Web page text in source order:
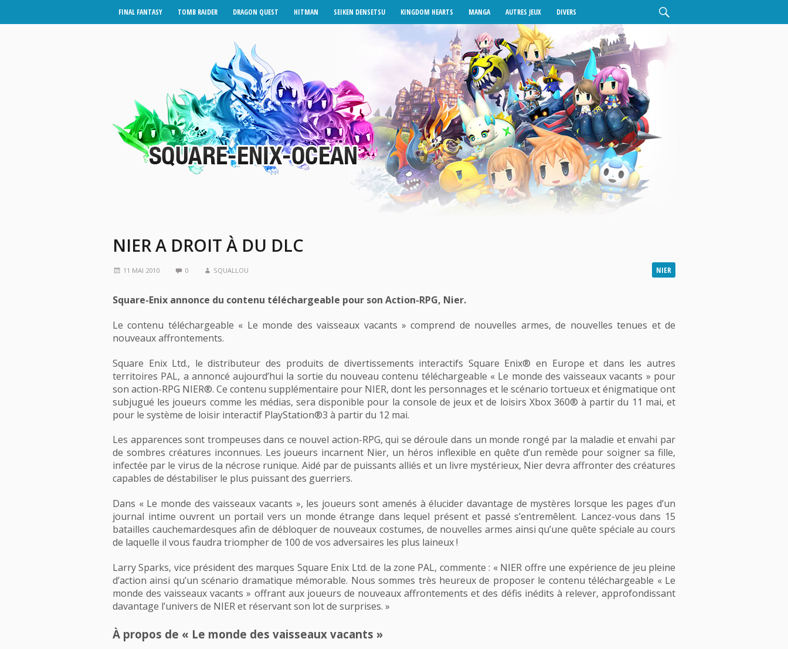
FINAL FANTASY TOMB RAIDER DRAGON QUEST HITMAN SEIKEN DENSETSU KINGDOM HEARTS MANGA AUTRES JEUX DIVERS
NIER A DROIT À DU DLC
NIER
11 MAI 2010 0 SQUALLOU
Square-Enix annonce du contenu téléchargeable pour son Action-RPG, Nier.
Le contenu téléchargeable « Le monde des vaisseaux vacants » comprend de nouvelles armes, de nouvelles tenues et de
nouveaux affrontements.
Square Enix Ltd., le distributeur des produits de divertissements interactifs Square Enix® en Europe et dans les autres
territoires PAL, a annoncé aujourd’hui la sortie du nouveau contenu téléchargeable « Le monde des vaisseaux vacants » pour
son action-RPG NIER®. Ce contenu supplémentaire pour NIER, dont les personnages et le scénario tortueux et énigmatique ont
subjugué les joueurs comme les médias, sera disponible pour la console de jeux et de loisirs Xbox 360® à partir du 11 mai, et
pour le système de loisir interactif PlayStation®3 à partir du 12 mai.
Les apparences sont trompeuses dans ce nouvel action-RPG, qui se déroule dans un monde rongé par la maladie et envahi par
de sombres créatures inconnues. Les joueurs incarnent Nier, un héros inflexible en quête d’un remède pour soigner sa fille,
infectée par le virus de la nécrose runique. Aidé par de puissants alliés et un livre mystérieux, Nier devra affronter des créatures
capables de déstabiliser le plus puissant des guerriers.
Dans « Le monde des vaisseaux vacants », les joueurs sont amenés à élucider davantage de mystères lorsque les pages d’un
journal intime ouvrent un portail vers un monde étrange dans lequel présent et passé s’entremêlent. Lancez-vous dans 15
batailles cauchemardesques afin de débloquer de nouveaux costumes, de nouvelles armes ainsi qu’une quête spéciale au cours
de laquelle il vous faudra triompher de 100 de vos adversaires les plus laineux !
Larry Sparks, vice président des marques Square Enix Ltd. de la zone PAL, commente : « NIER offre une expérience de jeu pleine
d’action ainsi qu’un scénario dramatique mémorable. Nous sommes très heureux de proposer le contenu téléchargeable « Le
monde des vaisseaux vacants » offrant aux joueurs de nouveaux affrontements et des défis inédits à relever, approfondissant
davantage l’univers de NIER et réservant son lot de surprises. »
À propos de « Le monde des vaisseaux vacants »